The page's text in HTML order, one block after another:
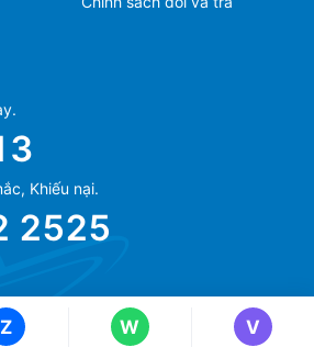
Khiếu nại.
2525
· All Rights reserved.
Z W
70 854 1213
V